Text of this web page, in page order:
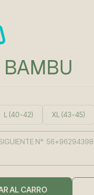
L (40-42) XL (43-45)
AL CARRO